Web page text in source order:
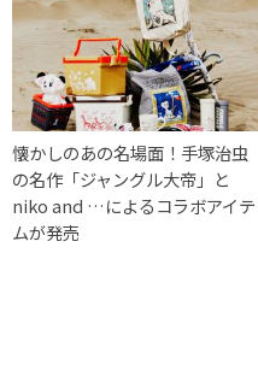
懐かしのあの名場面！手塚治虫
の名作「ジャングル大帝」と
niko and …によるコラボアイテ
ムが発売